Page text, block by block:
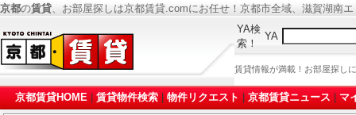
京都の賃貸、お部屋探しは京都賃貸.comにお任せ！京都市全域、滋賀湖南
YA検
索！
YA
賃貸情報が満載！お部屋探し
京都賃貸HOME 賃貸物件検索 物件リクエスト 京都賃貸ニュース マ